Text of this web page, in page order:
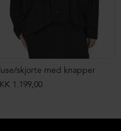
skjorte med knapper
1.199,00